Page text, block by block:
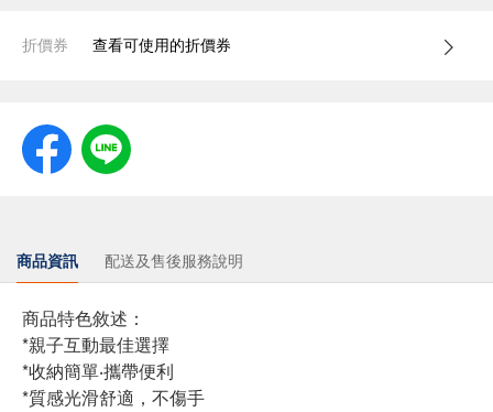
折價券 查看可使用的折價券
商品資訊 配送及售後服務說明
商品特色敘述：
*親子互動最佳選擇
*收納簡單‧攜帶便利
*質感光滑舒適，不傷手